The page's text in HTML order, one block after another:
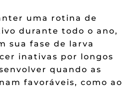
uma rotina de
durante todo o ano,
sua fase de larva
inativas por longos
quando as
favoráveis, como ao